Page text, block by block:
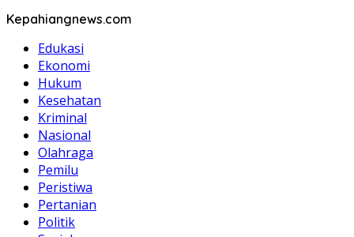
Kepahiangnews.com
Edukasi
Ekonomi
Hukum
Kesehatan
Kriminal
Nasional
Olahraga
Pemilu
Peristiwa
Pertanian
Politik